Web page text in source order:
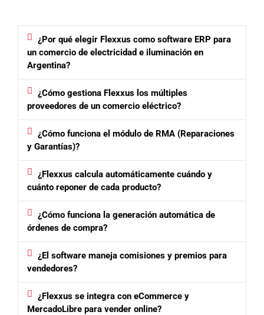
¿Por qué elegir Flexxus como software ERP para
un comercio de electricidad e iluminación en
Argentina?
¿Cómo gestiona Flexxus los múltiples
proveedores de un comercio eléctrico?
¿Cómo funciona el módulo de RMA (Reparaciones
y Garantías)?
¿Flexxus calcula automáticamente cuándo y
cuánto reponer de cada producto?
¿Cómo funciona la generación automática de
órdenes de compra?
¿El software maneja comisiones y premios para
vendedores?
¿Flexxus se integra con eCommerce y
MercadoLibre para vender online?